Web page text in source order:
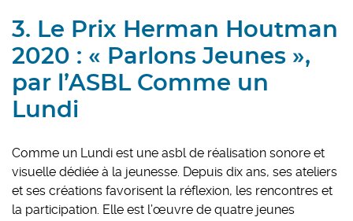
3. Le Prix Herman Houtman
2020 : « Parlons Jeunes »,
par l’ASBL Comme un
Lundi
Comme un Lundi est une asbl de réalisation sonore et
visuelle dédiée à la jeunesse. Depuis dix ans, ses ateliers
et ses créations favorisent la réflexion, les rencontres et
la participation. Elle est l’œuvre de quatre jeunes